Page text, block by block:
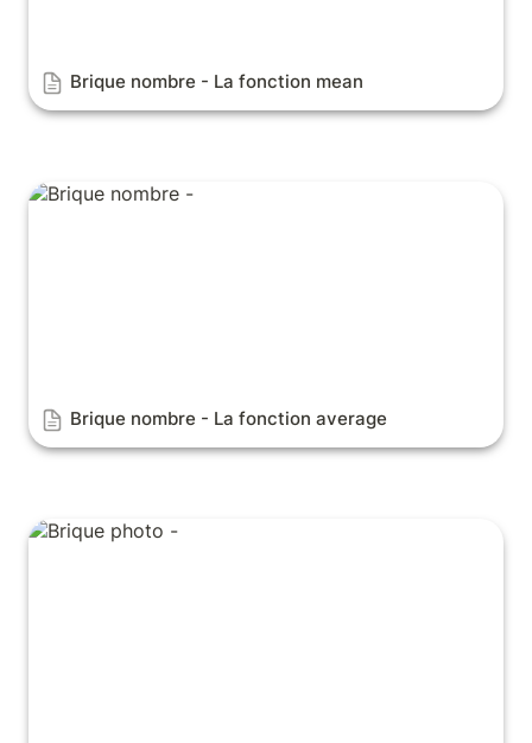
Brique nombre - La fonction mean
Brique nombre - La fonction average
Brique nombre - La fonction average
Brique photo - Prendre des photos en mode rafale